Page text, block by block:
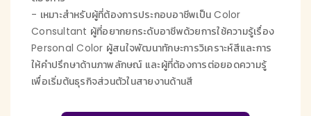
- เหมาะสำหรับผู้ที่ต้องการประกอบอาชีพเป็น Color
Consultant ผู้ที่อยากยกระดับอาชีพด้วยการใช้ความรู้เรื่อง
Personal Color ผู้สนใจพัฒนาทักษะการวิเคราะห์สีและการ
ให้คำปรึกษาด้านภาพลักษณ์ และผู้ที่ต้องการต่อยอดความรู้
เพื่อเริ่มต้นธุรกิจส่วนตัวในสายงานด้านสี